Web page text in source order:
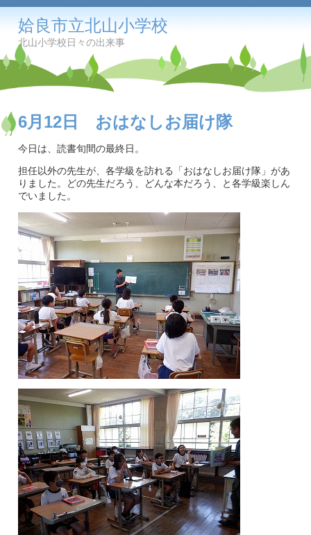
姶良市立北山小学校
北山小学校日々の出来事
6月12日 おはなしお届け隊
今日は、読書旬間の最終日。
担任以外の先生が、各学級を訪れる「おはなしお届け隊」があ
りました。どの先生だろう、どんな本だろう、と各学級楽しん
でいました。